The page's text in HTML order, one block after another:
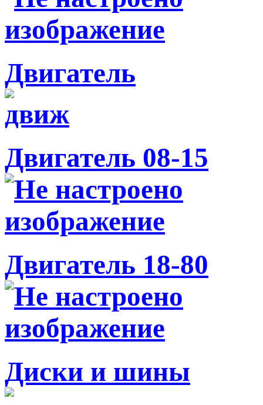
Двигатель
Двигатель 08-15
Двигатель 18-80
Диски и шины